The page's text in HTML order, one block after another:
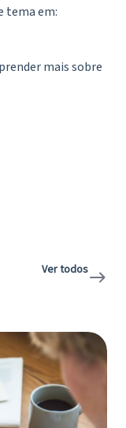
tema em:
mais sobre
Ver todos